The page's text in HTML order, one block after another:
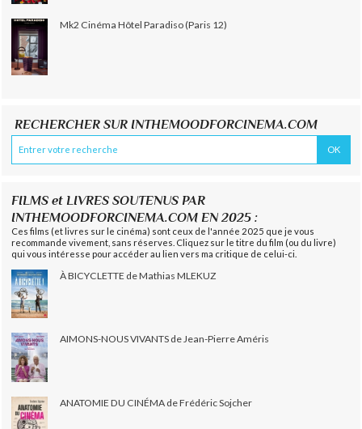
Mk2 Cinéma Hôtel Paradiso (Paris 12)
RECHERCHER SUR INTHEMOODFORCINEMA.COM
FILMS et LIVRES SOUTENUS PAR
INTHEMOODFORCINEMA.COM EN 2025 :
Ces films (et livres sur le cinéma) sont ceux de l'année 2025 que je vous
recommande vivement, sans réserves. Cliquez sur le titre du film (ou du livre)
qui vous intéresse pour accéder au lien vers ma critique de celui-ci.
À BICYCLETTE de Mathias MLEKUZ
AIMONS-NOUS VIVANTS de Jean-Pierre Améris
ANATOMIE DU CINÉMA de Frédéric Sojcher